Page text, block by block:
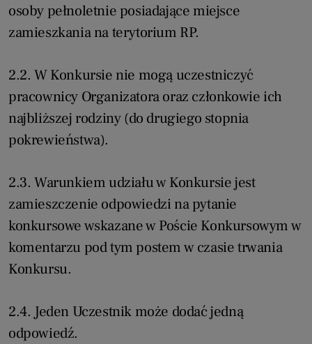
osoby pełnoletnie posiadające miejsce
zamieszkania na terytorium RP.
2.2. W Konkursie nie mogą uczestniczyć
pracownicy Organizatora oraz członkowie ich
najbliższej rodziny (do drugiego stopnia
pokrewieństwa).
2.3. Warunkiem udziału w Konkursie jest
zamieszczenie odpowiedzi na pytanie
konkursowe wskazane w Poście Konkursowym w
komentarzu pod tym postem w czasie trwania
Konkursu.
2.4. Jeden Uczestnik może dodać jedną
odpowiedź.